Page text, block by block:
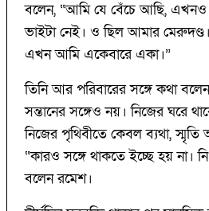
বলেন, “আমি যে বেঁচে আছি, এখনও
ভাইটা নেই। ও ছিল আমার মেরুদণ্ড।
এখন আমি একেবারে একা।”
তিনি আর পরিবারের সঙ্গে কথা বলেন
সন্তানের সঙ্গেও নয়। নিজের ঘরে
নিজের পৃথিবীতে কেবল ব্যথা, স্মৃতি
“কারও সঙ্গে থাকতে ইচ্ছে হয় না।
বলেন রমেশ।